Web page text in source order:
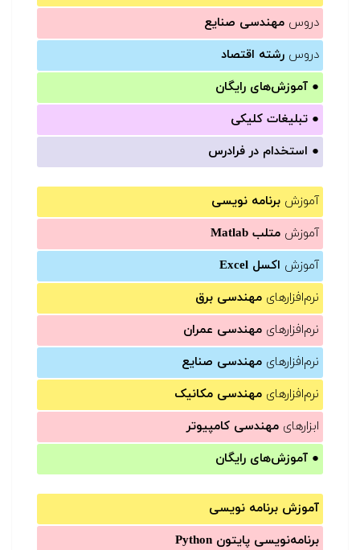
دروس مهندسی صنایع
دروس رشته اقتصاد
● آموزش‌های رایگان
● تبلیغات کلیکی
● استخدام در فرادرس
آموزش برنامه نویسی
آموزش متلب Matlab
آموزش اکسل Excel
نرم‌افزارهای مهندسی برق
نرم‌افزارهای مهندسی عمران
نرم‌افزارهای مهندسی صنایع
نرم‌افزارهای مهندسی مکانیک
ابزارهای مهندسی کامپیوتر
● آموزش‌های رایگان
آموزش برنامه نویسی
برنامه‌نویسی پایتون Python